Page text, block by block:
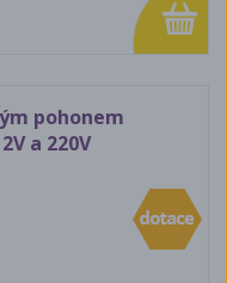
pohonem
a 220V